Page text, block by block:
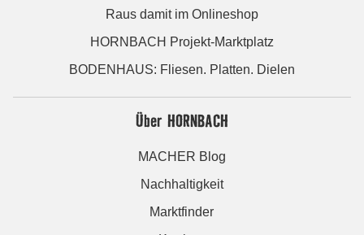
Raus damit im Onlineshop
HORNBACH Projekt-Marktplatz
BODENHAUS: Fliesen. Platten. Dielen
Über HORNBACH
MACHER Blog
Nachhaltigkeit
Marktfinder